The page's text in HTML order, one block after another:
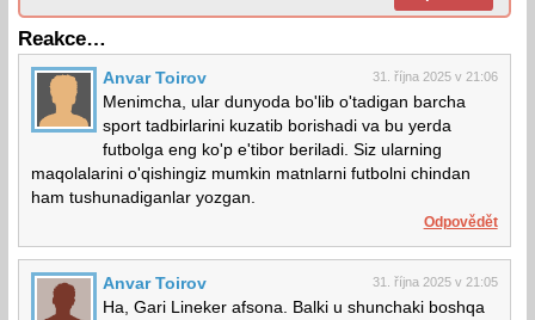
Reakce…
31. října 2025 v 21:06
Anvar Toirov
Menimcha, ular dunyoda bo'lib o'tadigan barcha
sport tadbirlarini kuzatib borishadi va bu yerda
futbolga eng ko'p e'tibor beriladi. Siz ularning
maqolalarini o'qishingiz mumkin matnlarni futbolni chindan
ham tushunadiganlar yozgan.
Odpovědět
31. října 2025 v 21:05
Anvar Toirov
Ha, Gari Lineker afsona. Balki u shunchaki boshqa